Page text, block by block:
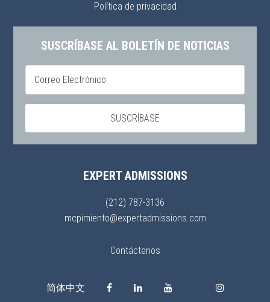
Política de privacidad
SUSCRÍBASE AL BOLETÍN DE NOTICIAS
EXPERT ADMISSIONS
(212) 787-3136
mcpimiento@expertadmissions.com
Contáctenos
简体中文